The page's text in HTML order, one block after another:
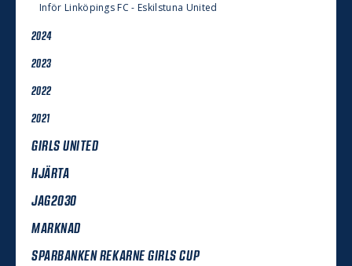
Inför Linköpings FC - Eskilstuna United
2024
2023
2022
2021
GIRLS UNITED
HJÄRTA
JAG2030
MARKNAD
SPARBANKEN REKARNE GIRLS CUP